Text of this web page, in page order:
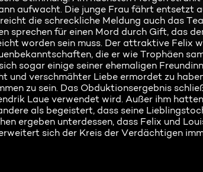
aufwacht. Die junge Frau fährt entsetzt
die schreckliche Meldung auch das
sprechen für einen Mord durch Gift, das
worden sein muss. Der attraktive Felix
die er wie Trophäen
sogar einige seiner ehemaligen
und verschmähter Liebe ermordet zu
zu sein. Das Obduktionsergebnis
Laue verwendet wird. Außer ihm
als begeistert, dass seine
ergeben unterdessen, dass Felix und
sich der Kreis der Verdächtigen